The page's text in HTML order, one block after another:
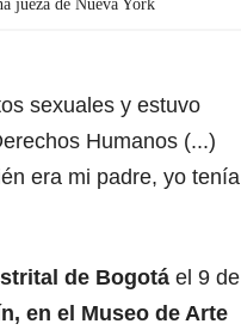
jueza de Nueva York
sexuales y estuvo
Humanos (...)
era mi padre, yo tenía
de Bogotá el 9 de
en el Museo de Arte